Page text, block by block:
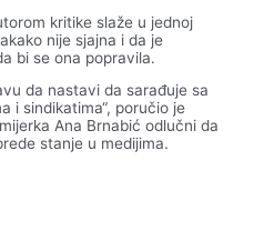
kritike slaže u jednoj
nije sjajna i da je
bi se ona popravila.
da nastavi da sarađuje sa
i sindikatima“, poručio je
Ana Brnabić odlučni da
stanje u medijima.